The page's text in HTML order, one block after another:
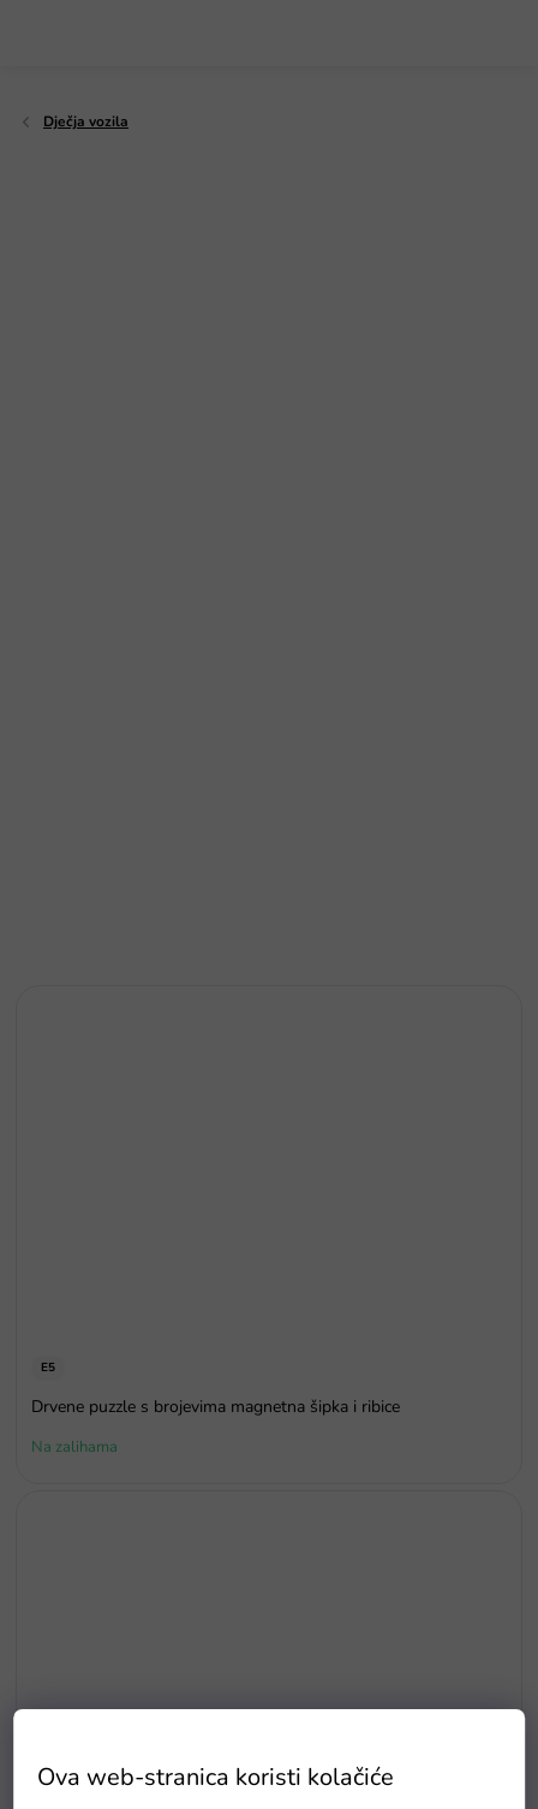
Ova web-stranica koristi kolačiće
Dječja vozila
E5
Drvene puzzle s brojevima magnetna šipka i ribice
Na zalihama